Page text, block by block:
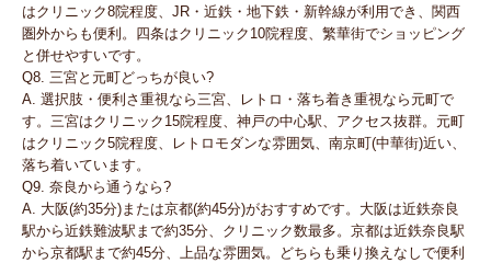
はクリニック8院程度、JR・近鉄・地下鉄・新幹線が利用でき、関西
圏外からも便利。四条はクリニック10院程度、繁華街でショッピング
と併せやすいです。
Q8. 三宮と元町どっちが良い?
A. 選択肢・便利さ重視なら三宮、レトロ・落ち着き重視なら元町で
す。三宮はクリニック15院程度、神戸の中心駅、アクセス抜群。元町
はクリニック5院程度、レトロモダンな雰囲気、南京町(中華街)近い、
落ち着いています。
Q9. 奈良から通うなら?
A. 大阪(約35分)または京都(約45分)がおすすめです。大阪は近鉄奈良
駅から近鉄難波駅まで約35分、クリニック数最多。京都は近鉄奈良駅
から京都駅まで約45分、上品な雰囲気。どちらも乗り換えなしで便利